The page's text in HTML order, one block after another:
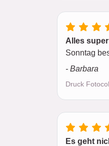
Alles super
Sonntag
- Barbara
Druck
Es geht